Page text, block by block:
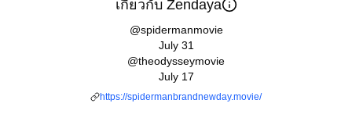
เกี่ยวกับ Zendaya
@spidermanmovie
July 31
@theodysseymovie
July 17
https://spidermanbrandnewday.movie/